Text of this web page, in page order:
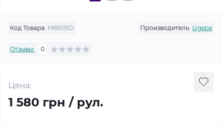
Код Товара: M66591D Производитель: Ugepa
Отзывы: 0
Цена:
1 580 грн / рул.